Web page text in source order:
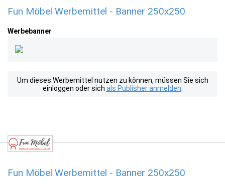
Fun Möbel Werbemittel - Banner 250x250
Werbebanner
Um dieses Werbemittel nutzen zu können, müssen Sie sich
einloggen oder sich als Publisher anmelden
Fun Möbel Werbemittel - Banner 250x250